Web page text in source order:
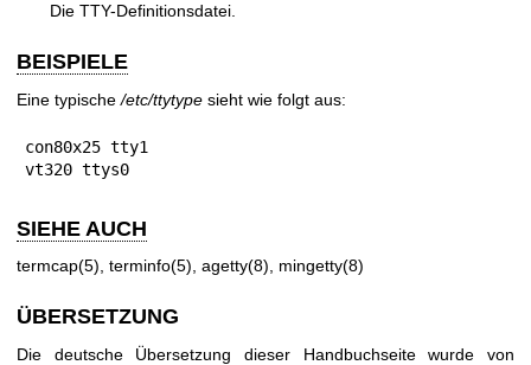
Die TTY-Definitionsdatei.
BEISPIELE
Eine typische/etc/ttytype sieht wie folgt aus:
con80x25 tty1
vt320 ttys0
SIEHE AUCH
termcap(5), terminfo(5), agetty(8), mingetty(8)
ÜBERSETZUNG
Die deutsche Übersetzung dieser Handbuchseite wurde von